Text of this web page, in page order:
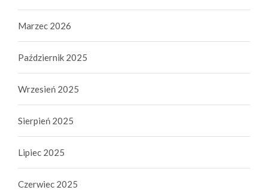
Marzec 2026
Październik 2025
Wrzesień 2025
Sierpień 2025
Lipiec 2025
Czerwiec 2025